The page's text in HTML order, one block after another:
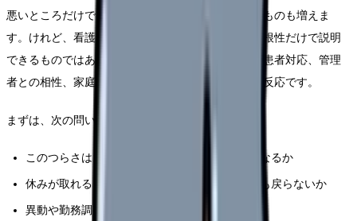
悪いところだけでなく、自分の弱さのように見えるものも増えま
す。けれど、看護師さんの「辞めたい」は、本人の根性だけで説明
できるものではありません。勤務表、夜勤、教育、患者対応、管理
者との相性、家庭の事情、体調が重なって出てくる反応です。
まずは、次の問いを使って原因を分けてください。
このつらさは、特定の人・部署・勤務帯で強くなるか
休みが取れると回復するか、それとも休みの日も戻らないか
異動や勤務調整で軽くなる可能性があるか